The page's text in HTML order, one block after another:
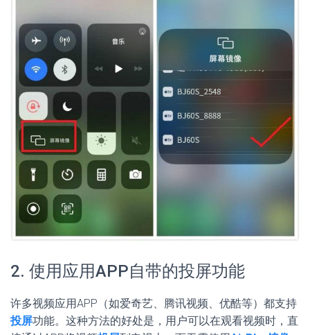
2. 使用应用APP自带的投屏功能
许多视频应用APP（如爱奇艺、腾讯视频、优酷等）都支持
投屏功能。这种方法的好处是，用户可以在观看视频时，直